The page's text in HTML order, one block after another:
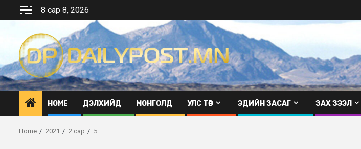
8 сар 8, 2026
HOME ДЭЛХИЙД МОНГОЛД УЛС ТӨР ЭДИЙН ЗАСАГ ЗАХ ЗЭЭЛ
Home 2021 2 сар 5